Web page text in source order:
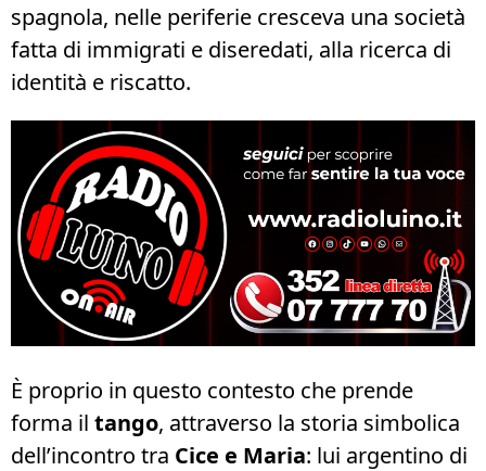
spagnola, nelle periferie cresceva una società
fatta di immigrati e diseredati, alla ricerca di
identità e riscatto.
È proprio in questo contesto che prende
forma il tango, attraverso la storia simbolica
dell’incontro tra Cice e Maria: lui argentino di